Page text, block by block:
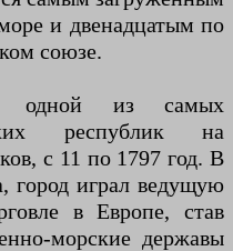
и двенадцатым по
союзе.
одной из самых
республик на
с 11 по 1797 год. В
город играл ведущую
в Европе, став
морские державы